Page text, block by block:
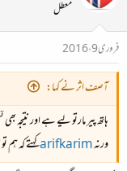
معطل
فروری 9، 2016
آصف اثر نے کہا:
ہاتھ پیر مارتو لیے ہے اور
ورنہarifkarimکہتے کہ ہم